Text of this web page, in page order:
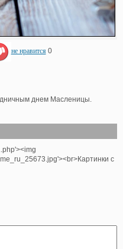
не нравится 0
днем Масленицы.
с